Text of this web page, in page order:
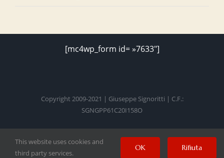
[mc4wp_form id= »7633″]
Copyright 2009-2021 | Giuseppe Signoritti | C.F.:
SGNGPP61C20I158O
Facebook
TwitterInstagram
PinterestYouTube
This website uses cookies and
third party services.
OK Rifiuta